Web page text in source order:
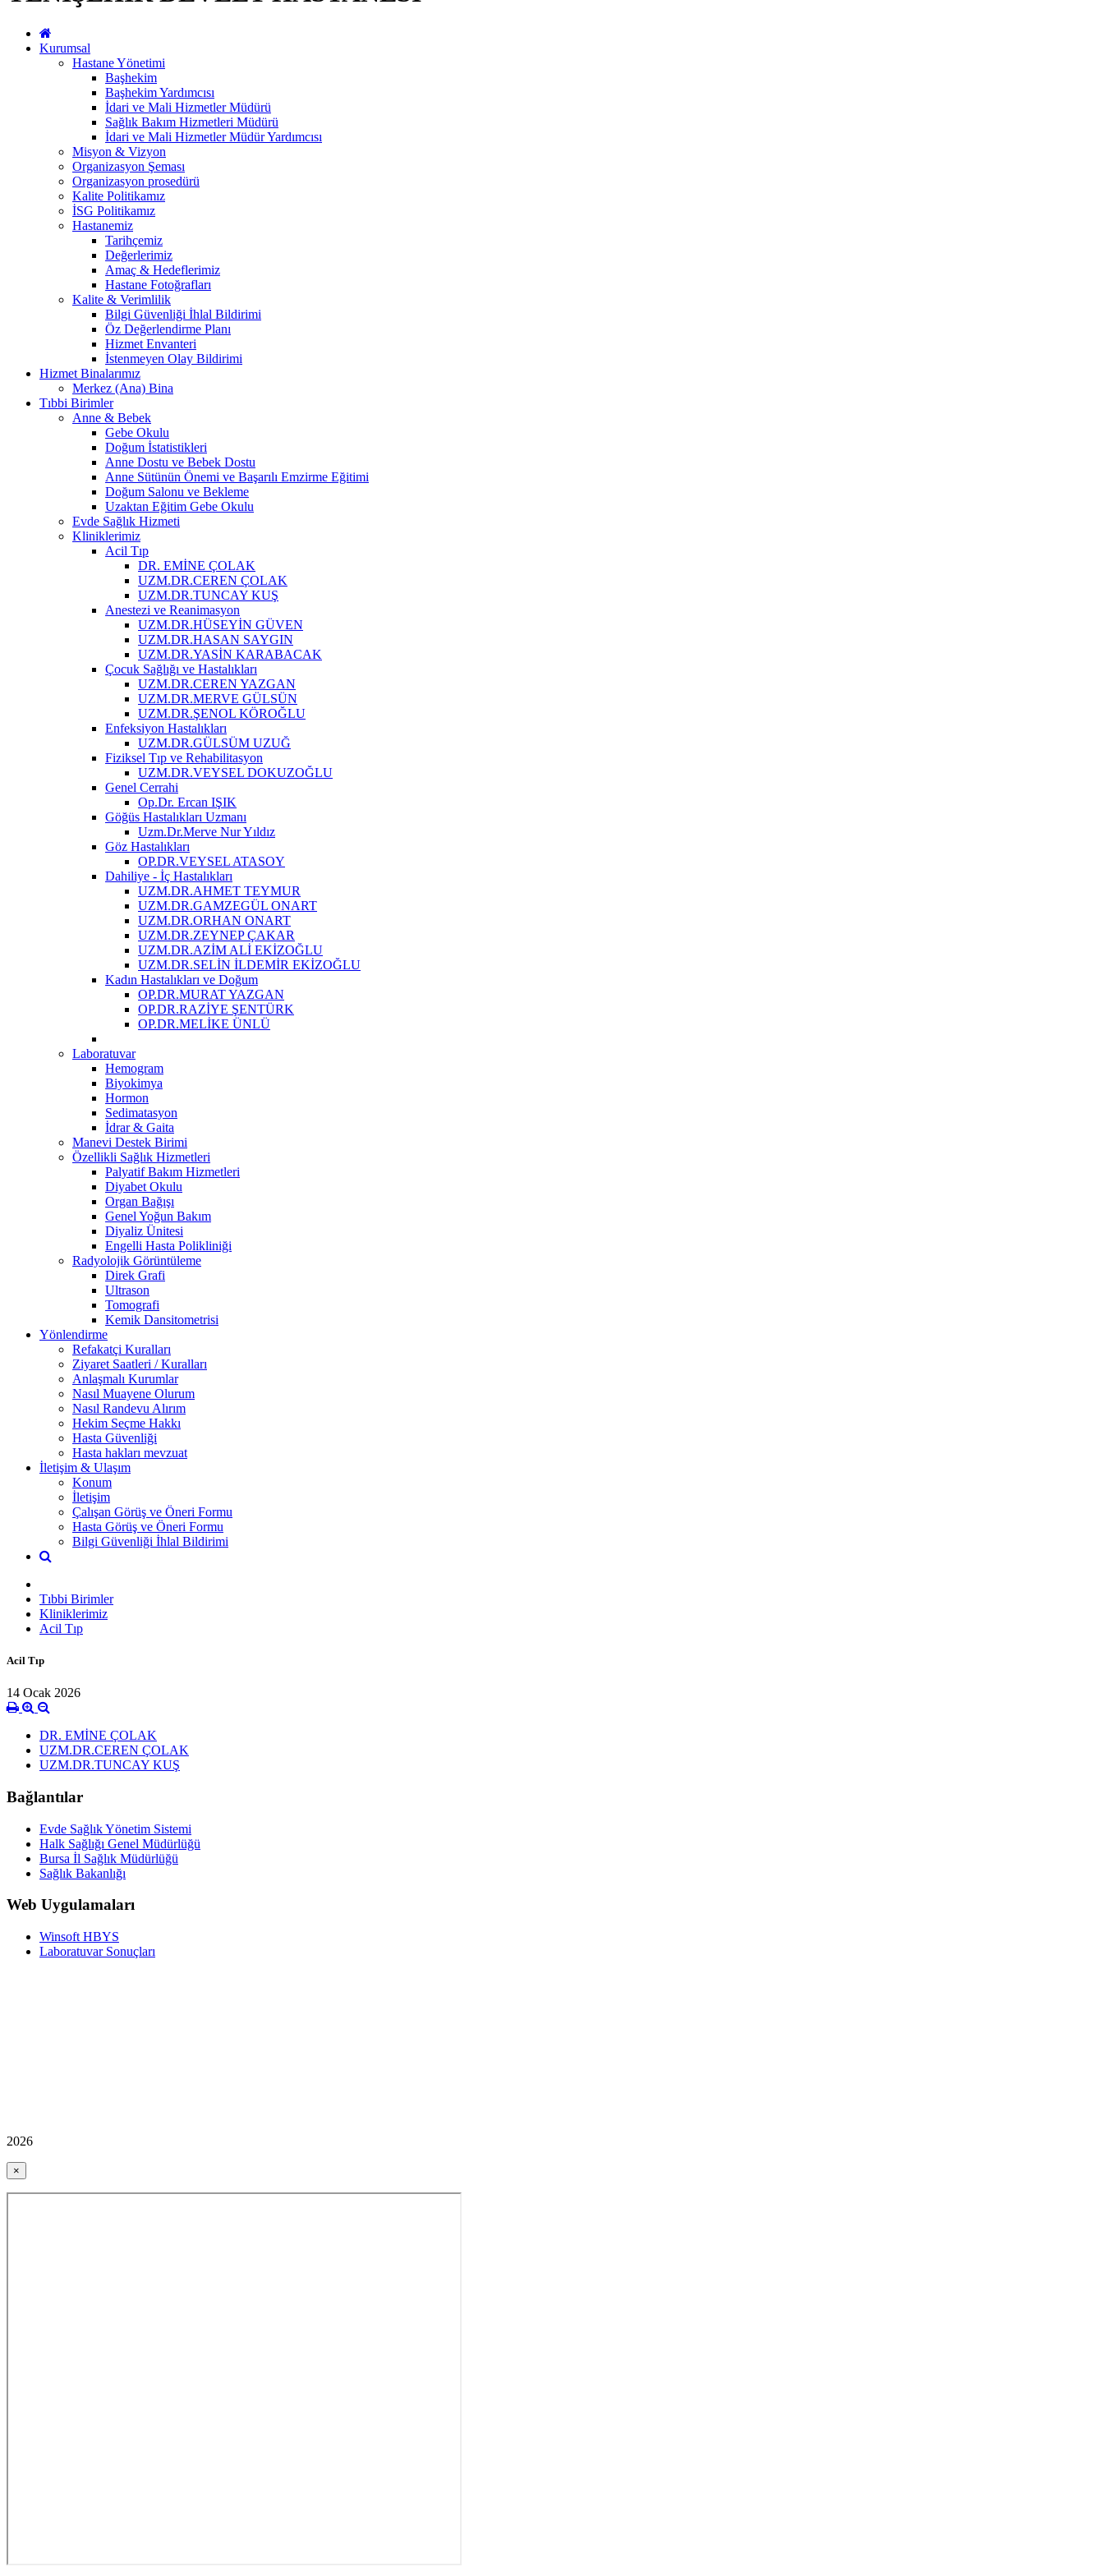
Kurumsal
Hastane Yönetimi
Başhekim
Başhekim Yardımcısı
İdari ve Mali Hizmetler Müdürü
Sağlık Bakım Hizmetleri Müdürü
İdari ve Mali Hizmetler Müdür Yardımcısı
Misyon & Vizyon
Organizasyon Şeması
Organizasyon prosedürü
Kalite Politikamız
İSG Politikamız
Hastanemiz
Tarihçemiz
Değerlerimiz
Amaç & Hedeflerimiz
Hastane Fotoğrafları
Kalite & Verimlilik
Bilgi Güvenliği İhlal Bildirimi
Öz Değerlendirme Planı
Hizmet Envanteri
İstenmeyen Olay Bildirimi
Hizmet Binalarımız
Merkez (Ana) Bina
Tıbbi Birimler
Anne & Bebek
Gebe Okulu
Doğum İstatistikleri
Anne Dostu ve Bebek Dostu
Anne Sütünün Önemi ve Başarılı Emzirme Eğitimi
Doğum Salonu ve Bekleme
Uzaktan Eğitim Gebe Okulu
Evde Sağlık Hizmeti
Kliniklerimiz
Acil Tıp
DR. EMİNE ÇOLAK
UZM.DR.CEREN ÇOLAK
UZM.DR.TUNCAY KUŞ
Anestezi ve Reanimasyon
UZM.DR.HÜSEYİN GÜVEN
UZM.DR.HASAN SAYGIN
UZM.DR.YASİN KARABACAK
Çocuk Sağlığı ve Hastalıkları
UZM.DR.CEREN YAZGAN
UZM.DR.MERVE GÜLSÜN
UZM.DR.ŞENOL KÖROĞLU
Enfeksiyon Hastalıkları
UZM.DR.GÜLSÜM UZUĞ
Fiziksel Tıp ve Rehabilitasyon
UZM.DR.VEYSEL DOKUZOĞLU
Genel Cerrahi
Op.Dr. Ercan IŞIK
Göğüs Hastalıkları Uzmanı
Uzm.Dr.Merve Nur Yıldız
Göz Hastalıkları
OP.DR.VEYSEL ATASOY
Dahiliye - İç Hastalıkları
UZM.DR.AHMET TEYMUR
UZM.DR.GAMZEGÜL ONART
UZM.DR.ORHAN ONART
UZM.DR.ZEYNEP ÇAKAR
UZM.DR.AZİM ALİ EKİZOĞLU
UZM.DR.SELİN İLDEMİR EKİZOĞLU
Kadın Hastalıkları ve Doğum
OP.DR.MURAT YAZGAN
OP.DR.RAZİYE ŞENTÜRK
OP.DR.MELİKE ÜNLÜ
Laboratuvar
Hemogram
Biyokimya
Hormon
Sedimatasyon
İdrar & Gaita
Manevi Destek Birimi
Özellikli Sağlık Hizmetleri
Palyatif Bakım Hizmetleri
Diyabet Okulu
Organ Bağışı
Genel Yoğun Bakım
Diyaliz Ünitesi
Engelli Hasta Polikliniği
Radyolojik Görüntüleme
Direk Grafi
Ultrason
Tomografi
Kemik Dansitometrisi
Yönlendirme
Refakatçi Kuralları
Ziyaret Saatleri / Kuralları
Anlaşmalı Kurumlar
Nasıl Muayene Olurum
Nasıl Randevu Alırım
Hekim Seçme Hakkı
Hasta Güvenliği
Hasta hakları mevzuat
İletişim & Ulaşım
Konum
İletişim
Çalışan Görüş ve Öneri Formu
Hasta Görüş ve Öneri Formu
Bilgi Güvenliği İhlal Bildirimi
Tıbbi Birimler
Kliniklerimiz
Acil Tıp
Acil Tıp
14 Ocak 2026
DR. EMİNE ÇOLAK
UZM.DR.CEREN ÇOLAK
UZM.DR.TUNCAY KUŞ
Bağlantılar
Evde Sağlık Yönetim Sistemi
Halk Sağlığı Genel Müdürlüğü
Bursa İl Sağlık Müdürlüğü
Sağlık Bakanlığı
Web Uygulamaları
Winsoft HBYS
Laboratuvar Sonuçları
2026
×